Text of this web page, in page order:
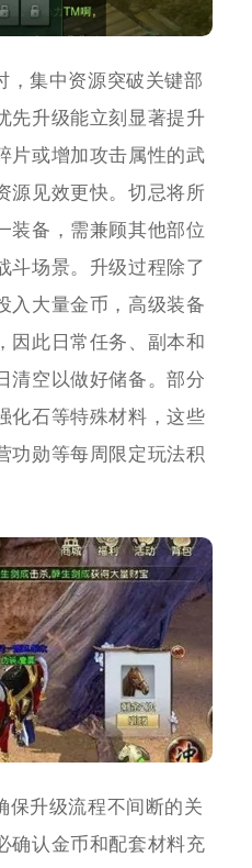
，集中资源突破关键部
先升级能立刻显著提升
片或增加攻击属性的武
源见效更快。切忌将所
装备，需兼顾其他部位
斗场景。升级过程除了
入大量金币，高级装备
因此日常任务、副本和
清空以做好储备。部分
化石等特殊材料，这些
功勋等每周限定玩法积
保升级流程不间断的关
确认金币和配套材料充